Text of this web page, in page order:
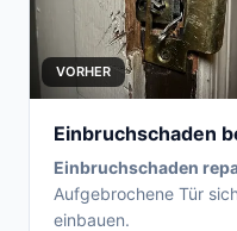
VORHER
Einbruchschaden
Einbruchschaden
Aufgebrochene Tür
einbauen.